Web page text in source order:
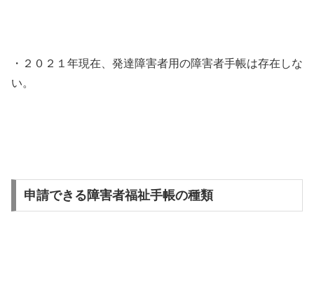
・２０２１年現在、発達障害者用の障害者手帳は存在しな
い。
申請できる障害者福祉手帳の種類